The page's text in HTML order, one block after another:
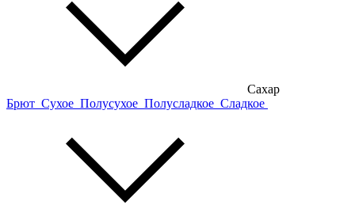
Сахар
Брют Сухое Полусухое Полусладкое Сладкое